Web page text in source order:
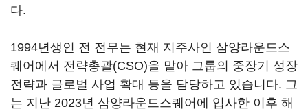
다.
1994년생인 전 전무는 현재 지주사인 삼양라운드스
퀘어에서 전략총괄(CSO)을 맡아 그룹의 중장기 성장
전략과 글로벌 사업 확대 등을 담당하고 있습니다. 그
는 지난 2023년 삼양라운드스퀘어에 입사한 이후 해